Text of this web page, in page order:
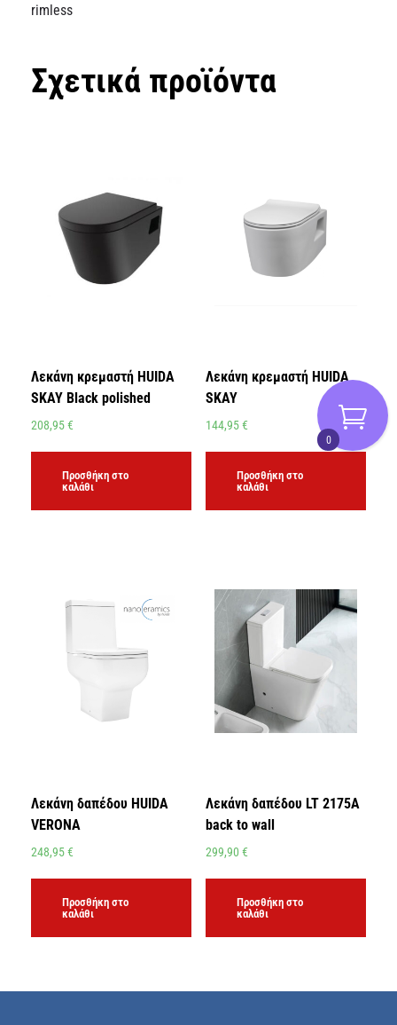
rimless
Σχετικά προϊόντα
Λεκάνη κρεμαστή HUIDA
SKAY Black polished
208,95€
Προσθήκη στο
καλάθι
Λεκάνη κρεμαστή HUIDA
SKAY
144,95€
Προσθήκη στο
καλάθι
Λεκάνη δαπέδου HUIDA
VERONA
248,95€
Προσθήκη στο
καλάθι
Λεκάνη δαπέδου LT 2175A
back to wall
299,90 €
Προσθήκη στο
καλάθι
0